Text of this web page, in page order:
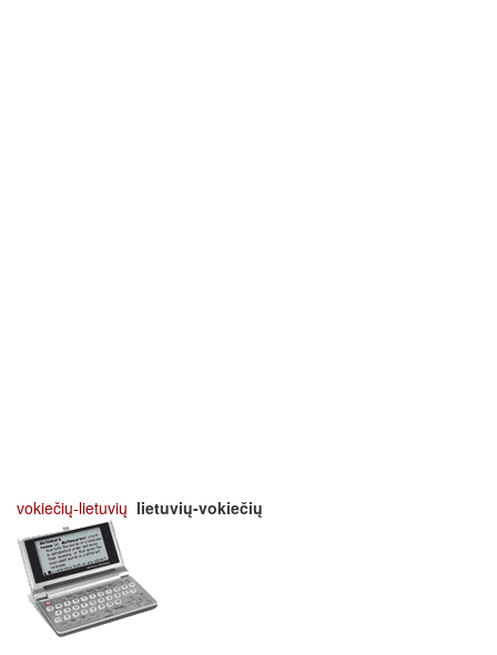
vokiečių-lietuvių lietuvių-vokiečių